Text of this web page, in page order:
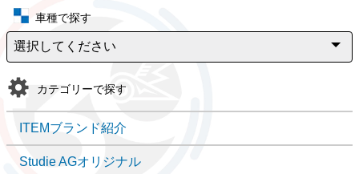
車種で探す
カテゴリーで探す
ITEMブランド紹介
Studie AGオリジナル